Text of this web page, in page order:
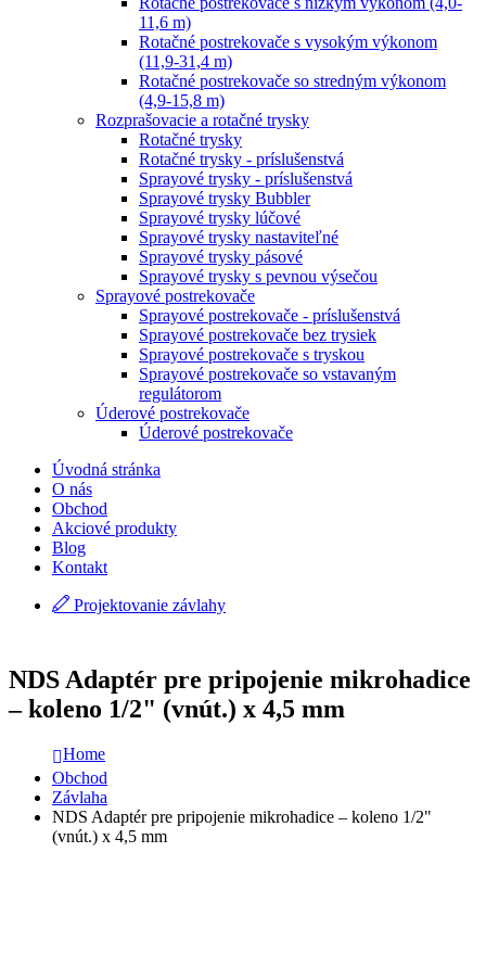
11,6 m)
Rotačné postrekovače s vysokým výkonom
(11,9-31,4 m)
Rotačné postrekovače so stredným výkonom
(4,9-15,8 m)
Rozprašovacie a rotačné trysky
Rotačné trysky
Rotačné trysky - príslušenstvá
Sprayové trysky - príslušenstvá
Sprayové trysky Bubbler
Sprayové trysky lúčové
Sprayové trysky nastaviteľné
Sprayové trysky pásové
Sprayové trysky s pevnou výsečou
Sprayové postrekovače
Sprayové postrekovače - príslušenstvá
Sprayové postrekovače bez trysiek
Sprayové postrekovače s tryskou
Sprayové postrekovače so vstavaným
regulátorom
Úderové postrekovače
Úderové postrekovače
Úvodná stránka
O nás
Obchod
Akciové produkty
Blog
Kontakt
Projektovanie závlahy
NDS Adaptér pre pripojenie mikrohadice
– koleno 1/2" (vnút.) x 4,5 mm
Home
Obchod
Závlaha
NDS Adaptér pre pripojenie mikrohadice – koleno 1/2"
(vnút.) x 4,5 mm